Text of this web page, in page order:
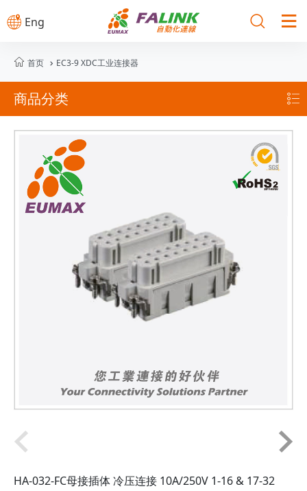
 Eng  
 首页  EC3-9 XDC工业连接器

商品分类
HA-032-FC母接插体 冷压连接 10A/250V 1-16 & 17-32